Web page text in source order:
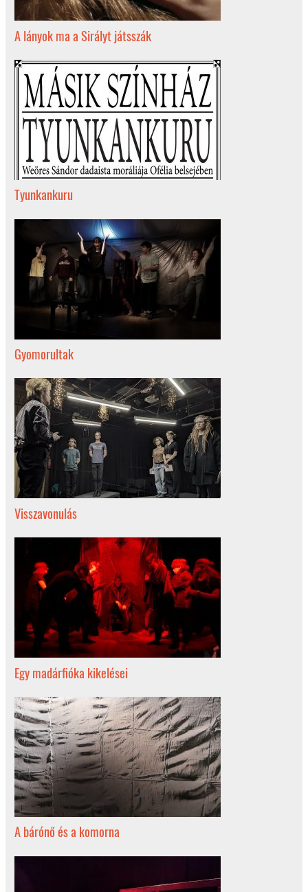
A lányok ma a Sirályt játsszák
Tyunkankuru
Gyomorultak
Visszavonulás
Egy madárfióka kikelései
A bárónő és a komorna